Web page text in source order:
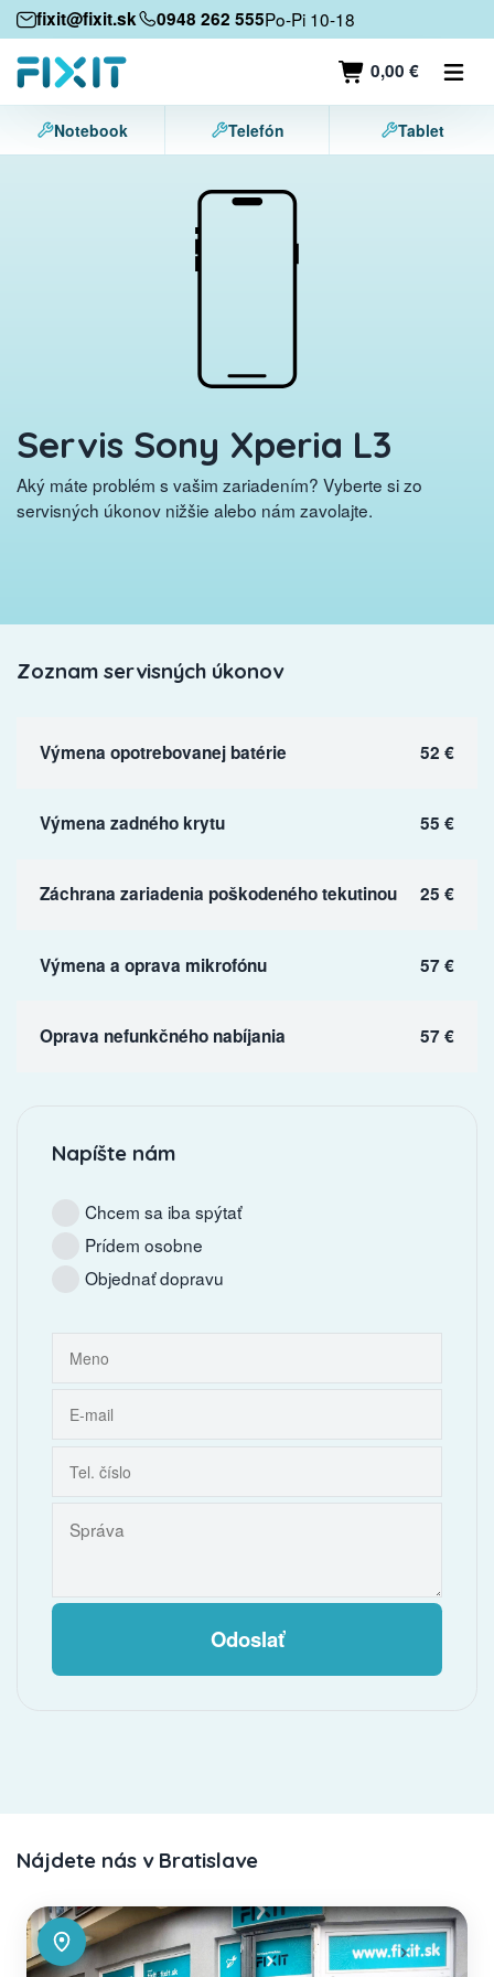
fixit@fixit.sk 0948 262 555Po-Pi 10-18
0,00 €
Mobilné zariadenia
Mobilné telefóny
Tablety
Notebook Telefón Tablet
Servis Sony Xperia L3
Aký máte problém s vašim zariadením? Vyberte si zo
servisných úkonov nižšie alebo nám zavolajte.
Zoznam servisných úkonov
Výmena opotrebovanej batérie 52 €
Výmena zadného krytu 55 €
Záchrana zariadenia poškodeného tekutinou 25 €
Výmena a oprava mikrofónu 57 €
Oprava nefunkčného nabíjania 57 €
Napíšte nám
Chcem sa iba spýtať
Prídem osobne
Objednať dopravu
Odoslať
Nájdete nás v Bratislave